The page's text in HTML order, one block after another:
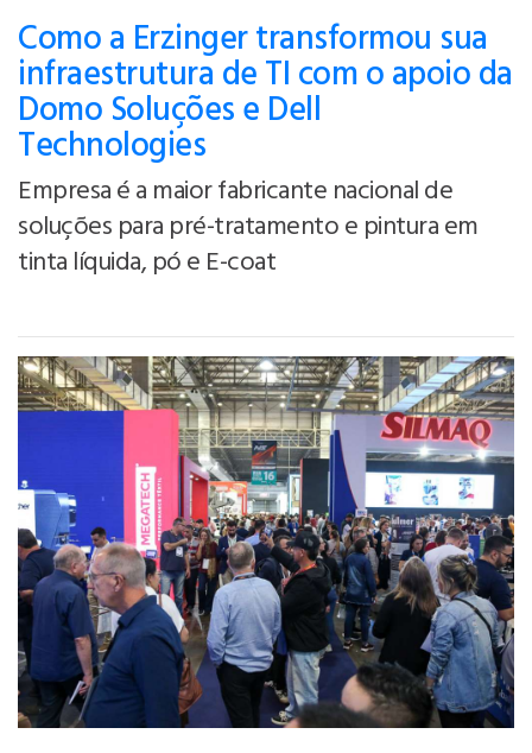
Como a Erzinger transformou sua
infraestrutura de TI com o apoio da
Domo Soluções e Dell
Technologies
Empresa é a maior fabricante nacional de
soluções para pré-tratamento e pintura em
tinta líquida, pó e E-coat